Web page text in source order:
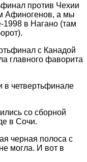
против Чехии
Афиногенов, а мы
в Нагано (там
с Канадой
главного фаворита
четвертьфинале
со сборной
в Сочи.
черная полоса с
могла. И вот в